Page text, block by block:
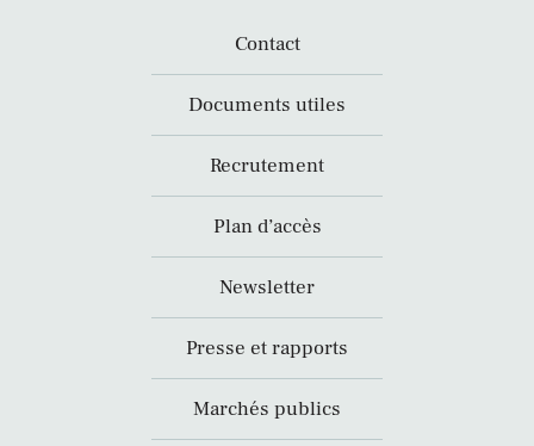
Contact
Documents utiles
Recrutement
Plan d’accès
Newsletter
Presse et rapports
Marchés publics